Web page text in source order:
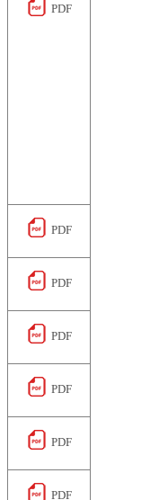
PDF
PDF
PDF
PDF
PDF
PDF
PDF